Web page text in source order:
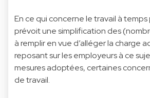
En ce qui concerne le travail à temps
prévoit une simplification des
à remplir en vue d’alléger la charge
reposant sur les employeurs à ce
mesures adoptées, certaines
de travail.